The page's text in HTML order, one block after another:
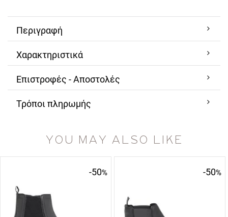
Περιγραφή
Χαρακτηριστικά
Επιστροφές - Αποστολές
Τρόποι πληρωμής
YOU MAY ALSO LIKE
-50% -50%